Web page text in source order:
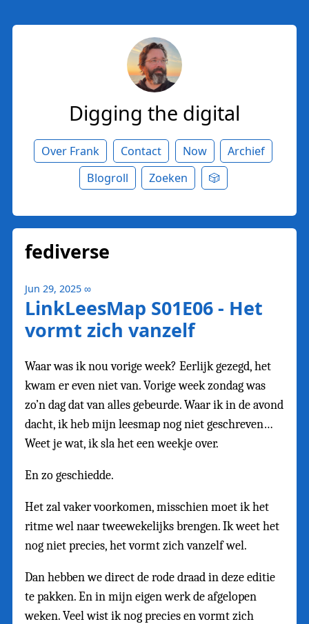
Digging the digital
Over Frank Contact Now
Archief
Blogroll
Zoeken 🎲
fediverse
Jun 29, 2025 ∞
LinkLeesMap S01E06 - Het
vormt zich vanzelf
Waar was ik nou vorige week? Eerlijk gezegd, het
kwam er even niet van. Vorige week zondag was
zo’n dag dat van alles gebeurde. Waar ik in de avond
dacht, ik heb mijn leesmap nog niet geschreven…
Weet je wat, ik sla het een weekje over.
En zo geschiedde.
Het zal vaker voorkomen, misschien moet ik het
ritme wel naar tweewekelijks brengen. Ik weet het
nog niet precies, het vormt zich vanzelf wel.
Dan hebben we direct de rode draad in deze editie
te pakken. En in mijn eigen werk de afgelopen
weken. Veel wist ik nog precies en vormt zich